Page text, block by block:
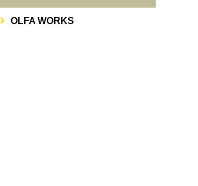
その他
OLFA WORKS